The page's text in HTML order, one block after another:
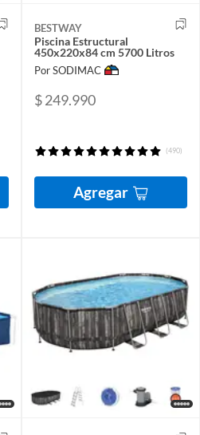
BESTWAY
Piscina Estructural
450x220x84 cm 5700 Litros
Por SODIMAC
$ 249.990
(490)
Agregar